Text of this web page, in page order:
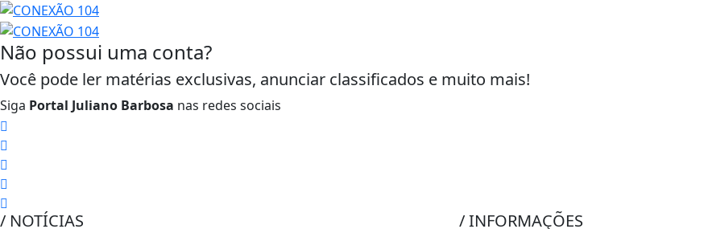
Não possui uma conta?
Você pode ler matérias exclusivas, anunciar classificados e muito mais!
Siga Portal Juliano Barbosa nas redes sociais
/ NOTÍCIAS / INFORMAÇÕES